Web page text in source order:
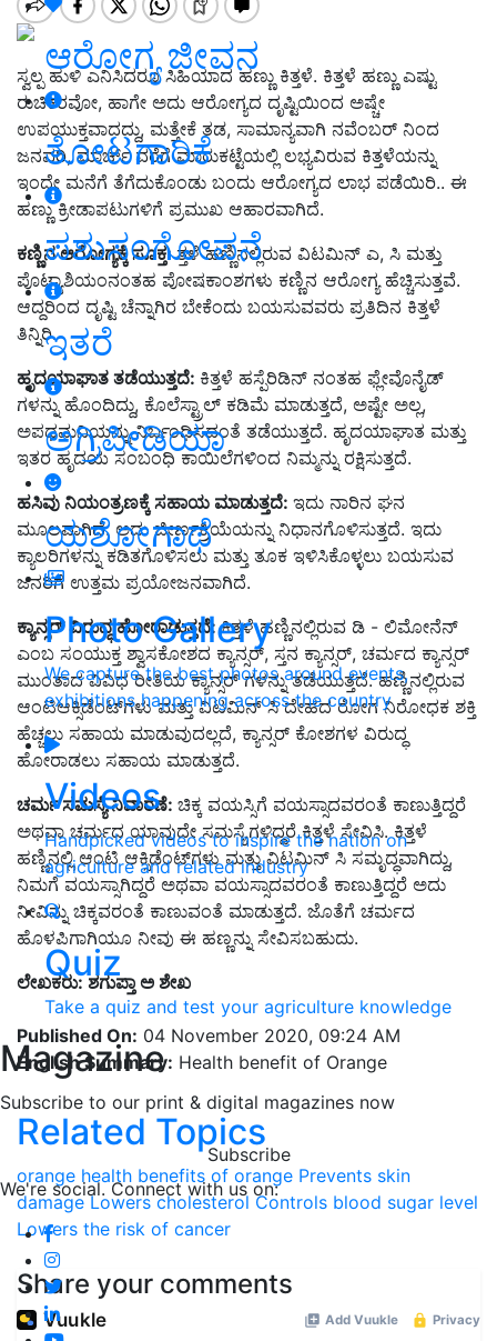
ಆರೋಗ್ಯ ಜೀವನ
ತೋಟಗಾರಿಕೆ
ಪಶುಸಂಗೋಪನೆ
ಇತರೆ
ಅಗ್ರಿಪೀಡಿಯಾ
ಯಶೋಗಾಥೆ
Photo Gallery
We capture the best photos around events,
exhibitions happening across the country
Videos
Handpicked videos to inspire the nation on
agriculture and related industry
Quiz
Take a quiz and test your agriculture knowledge
Magazine
Subscribe to our print & digital magazines now
Subscribe
We're social. Connect with us on:
ಸ್ವಲ್ಪ ಹುಳಿ ಎನಿಸಿದರೂ ಸಿಹಿಯಾದ ಹಣ್ಣು ಕಿತ್ತಳೆ. ಕಿತ್ತಳೆ ಹಣ್ಣು ಎಷ್ಟು
ರುಚಿಕರವೋ, ಹಾಗೇ ಅದು ಆರೋಗ್ಯದ ದೃಷ್ಟಿಯಿಂದ ಅಷ್ಚೇ
ಉಪಯುಕ್ತವಾದದ್ದು, ಮತ್ತೇಕೆ ತಡ, ಸಾಮಾನ್ಯವಾಗಿ ನವೆಂಬರ್ ನಿಂದ
ಜನವರಿ,ಮಾರ್ಚ್ ವರೆಗೆ ಮಾರುಕಟ್ಟೆಯಲ್ಲಿ ಲಭ್ಯವಿರುವ ಕಿತ್ತಳೆಯನ್ನು
ಇಂದೇ ಮನೆಗೆ ತೆಗೆದುಕೊಂಡು ಬಂದು ಆರೋಗ್ಯದ ಲಾಭ ಪಡೆಯಿರಿ.. ಈ
ಹಣ್ಣು ಕ್ರೀಡಾಪಟುಗಳಿಗೆ ಪ್ರಮುಖ ಆಹಾರವಾಗಿದೆ.
ಕಣ್ಣಿನ ಆರೋಗ್ಯಕ್ಕೆ ಸೂಕ್ತ:ತ್ತಳೆ ಹಣ್ಣಿನಲ್ಲಿರುವ ವಿಟಮಿನ್ ಎ, ಸಿ ಮತ್ತು
ಪೊಟ್ಯಾಶಿಯಂನಂತಹ ಪೋಷಕಾಂಶಗಳು ಕಣ್ಣಿನ ಆರೋಗ್ಯ ಹೆಚ್ಚಿಸುತ್ತವೆ.
ಆದ್ದರಿಂದ ದೃಷ್ಟಿ ಚೆನ್ನಾಗಿರ ಬೇಕೆಂದು ಬಯಸುವವರು ಪ್ರತಿದಿನ ಕಿತ್ತಳೆ
ತಿನ್ನಿರಿ.
ಹೃದಯಾಘಾತ ತಡೆಯುತ್ತದೆ: ಕಿತ್ತಳೆ ಹಸ್ಪೆರಿಡಿನ್ ನಂತಹ ಫ್ಲೇವೊನೈಡ್
ಗಳನ್ನು ಹೊಂದಿದ್ದು, ಕೊಲೆಸ್ಟ್ರಾಲ್ ಕಡಿಮೆ ಮಾಡುತ್ತದೆ, ಅಷ್ಟೇ ಅಲ್ಲ,
ಅಪಧಮನಿಯನ್ನು ನಿರ್ಬಂಧಿಸದಂತೆ ತಡೆಯುತ್ತದೆ. ಹೃದಯಾಘಾತ ಮತ್ತು
ಇತರ ಹೃದಯ ಸಂಬಂಧಿ ಕಾಯಿಲೆಗಳಿಂದ ನಿಮ್ಮನ್ನು ರಕ್ಷಿಸುತ್ತದೆ.
ಹಸಿವು ನಿಯಂತ್ರಣಕ್ಕೆ ಸಹಾಯ ಮಾಡುತ್ತದೆ: ಇದು ನಾರಿನ ಘನ
ಮೂಲವಾಗಿದೆ. ಅದು ಜೀರ್ಣಕ್ರಿಯೆಯನ್ನು ನಿಧಾನಗೊಳಿಸುತ್ತದೆ. ಇದು
ಕ್ಯಾಲರಿಗಳನ್ನು ಕಡಿತಗೊಳಿಸಲು ಮತ್ತು ತೂಕ ಇಳಿಸಿಕೊಳ್ಳಲು ಬಯಸುವ
ಜನರಿಗೆ ಉತ್ತಮ ಪ್ರಯೋಜನವಾಗಿದೆ.
ಕ್ಯಾನ್ಸರ್ ವಿರುದ್ಧ ಹೋರಾಡುತ್ತದೆ:ಕಿತ್ತಳೆ ಹಣ್ಣಿನಲ್ಲಿರುವ ಡಿ - ಲಿಮೋನೆನ್
ಎಂಬ ಸಂಯುಕ್ತ ಶ್ವಾಸಕೋಶದ ಕ್ಯಾನ್ಸರ್, ಸ್ತನ ಕ್ಯಾನ್ಸರ್, ಚರ್ಮದ ಕ್ಯಾನ್ಸರ್
ಮುಂತಾದ ವಿವಿಧ ರೀತಿಯ ಕ್ಯಾನ್ಸರ್ ಗಳನ್ನು ತಡೆಯುತ್ತದೆ. ಹಣ್ಣಿನಲ್ಲಿರುವ
ಆಂಟಿಆಕ್ಸಿಡೆಂಟ್‌ಗಳು ಮತ್ತು ವಿಟಮಿನ್ ಸಿ ದೇಹದ ರೋಗ ನಿರೋಧಕ ಶಕ್ತಿ
ಹೆಚ್ಚಲು ಸಹಾಯ ಮಾಡುವುದಲ್ಲದೆ, ಕ್ಯಾನ್ಸರ್ ಕೋಶಗಳ ವಿರುದ್ಧ
ಹೋರಾಡಲು ಸಹಾಯ ಮಾಡುತ್ತದೆ.
ಚರ್ಮ ಸಮಸ್ಯೆ ನಿವಾರಣೆ: ಚಿಕ್ಕ ವಯಸ್ಸಿಗೆ ವಯಸ್ಸಾದವರಂತೆ ಕಾಣುತ್ತಿದ್ದರೆ
ಅಥವಾ ಚರ್ಮದ ಯಾವುದೇ ಸಮಸ್ಯೆಗಳಿದ್ದರೆ ಕಿತ್ತಳೆ ಸೇವಿಸಿ. ಕಿತ್ತಳೆ
ಹಣ್ಣಿನಲ್ಲಿ ಆಂಟಿ ಆಕ್ಸಿಡೆಂಟ್‌ಗಳು ಮತ್ತು ವಿಟಮಿನ್ ಸಿ ಸಮೃದ್ಧವಾಗಿದ್ದು,
ನಿಮಗೆ ವಯಸ್ಸಾಗಿದ್ದರೆ ಅಥವಾ ವಯಸ್ಸಾದವರಂತೆ ಕಾಣುತ್ತಿದ್ದರೆ ಅದು
ನೀವಿನ್ನು ಚಿಕ್ಕವರಂತೆ ಕಾಣುವಂತೆ ಮಾಡುತ್ತದೆ. ಜೊತೆಗೆ ಚರ್ಮದ
ಹೊಳಪಿಗಾಗಿಯೂ ನೀವು ಈ ಹಣ್ಣನ್ನು ಸೇವಿಸಬಹುದು.
ಲೇಖಕರು: ಶಗುಪ್ತಾ ಅ ಶೇಖ
Published On: 04 November 2020, 09:24 AM
English Summary: Health benefit of Orange
Related Topics
orange health benefits of orange Prevents skin
damage Lowers cholesterol Controls blood sugar level
Lowers the risk of cancer
Share your comments